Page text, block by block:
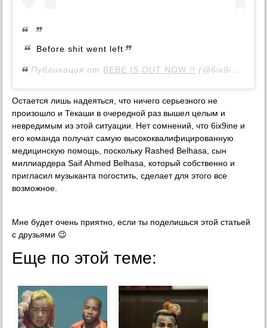
Before shit went left
Публикация от BEBE IS OUT NOW !! (@6ix9ine)
Остается лишь надеяться, что ничего серьезного не
произошло и Текаши в очередной раз вышел целым и
невредимым из этой ситуации. Нет сомнений, что 6ix9ine и
его команда получат самую высококвалифицированную
медицинскую помощь, поскольку Rashed Belhasa, сын
миллиардера Saif Ahmed Belhasa, который собственно и
пригласил музыканта погостить, сделает для этого все
возможное.
Мне будет очень приятно, если ты поделишься этой статьей
с друзьями 😉
Еще по этой теме: